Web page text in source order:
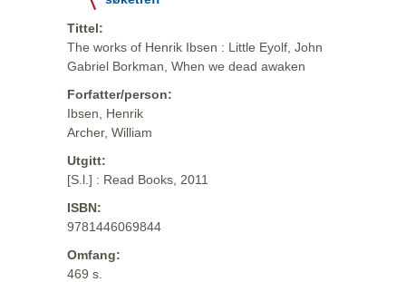
Tittel:
The works of Henrik Ibsen : Little Eyolf, John
Gabriel Borkman, When we dead awaken
Forfatter/person:
Ibsen, Henrik
Archer, William
Utgitt:
[S.l.] : Read Books, 2011
ISBN:
9781446069844
Omfang:
469 s.